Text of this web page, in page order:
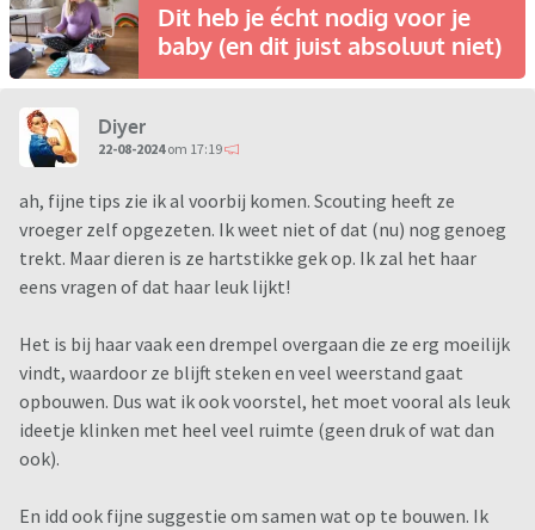
Dit heb je écht nodig voor je
baby (en dit juist absoluut niet)
Diyer
22-08-2024om 17:19
ah, fijne tips zie ik al voorbij komen. Scouting heeft ze
vroeger zelf opgezeten. Ik weet niet of dat (nu) nog genoeg
trekt. Maar dieren is ze hartstikke gek op. Ik zal het haar
eens vragen of dat haar leuk lijkt!
Het is bij haar vaak een drempel overgaan die ze erg moeilijk
vindt, waardoor ze blijft steken en veel weerstand gaat
opbouwen. Dus wat ik ook voorstel, het moet vooral als leuk
ideetje klinken met heel veel ruimte (geen druk of wat dan
ook).
En idd ook fijne suggestie om samen wat op te bouwen. Ik